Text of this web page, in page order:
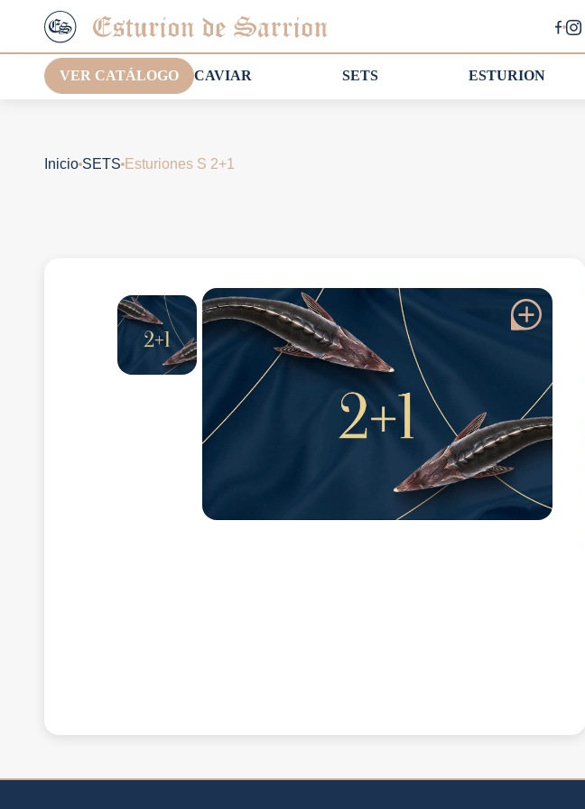
VER CATÁLOGO CAVIAR SETS ESTURION
Inicio SETS Esturiones S 2+1